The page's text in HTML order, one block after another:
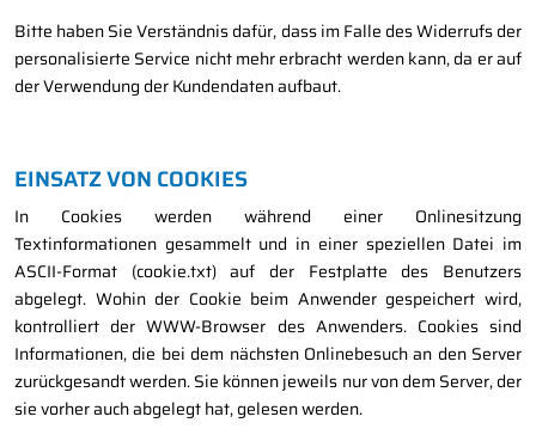
Bitte haben Sie Verständnis dafür, dass im Falle des Widerrufs der
personalisierte Service nicht mehr erbracht werden kann, da er auf
der Verwendung der Kundendaten aufbaut.
EINSATZ VON COOKIES
In Cookies werden während einer Onlinesitzung
Textinformationen gesammelt und in einer speziellen Datei im
ASCII-Format (cookie.txt) auf der Festplatte des Benutzers
abgelegt. Wohin der Cookie beim Anwender gespeichert wird,
kontrolliert der WWW-Browser des Anwenders. Cookies sind
Informationen, die bei dem nächsten Onlinebesuch an den Server
zurückgesandt werden. Sie können jeweils nur von dem Server, der
sie vorher auch abgelegt hat, gelesen werden.